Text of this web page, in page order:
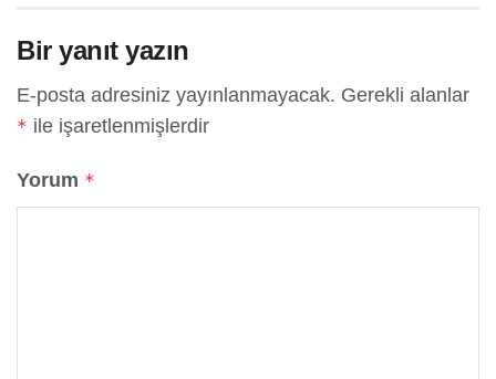
Bir yanıt yazın
E-posta adresiniz yayınlanmayacak. Gerekli alanlar
* ile işaretlenmişlerdir
Yorum *